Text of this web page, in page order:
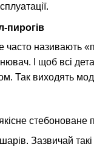
пирогів
часто називають
І щоб всі
Так виходять
стебоноване
Зазвичай